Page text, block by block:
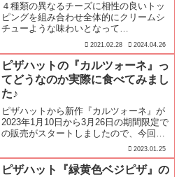
４種類の異なるチーズに相性の良いトッ
ピングを組み合わせ全体的にクリームシ
チューような味わいとなって…
2021.02.28 2024.04.26
ピザハットの『カルツォーネ』っ
てどうなのか実際に食べてみまし
た♪
ピザハットから新作『カルツォーネ』が
2023年1月10日から3月26日の期間限定で
の販売がスタートしましたので、今回は
『カルツォーネマイボックス』を実際に
食べてレビューしてみます！
2023.01.25
ピザハット『緑黄色ベジピザ』の